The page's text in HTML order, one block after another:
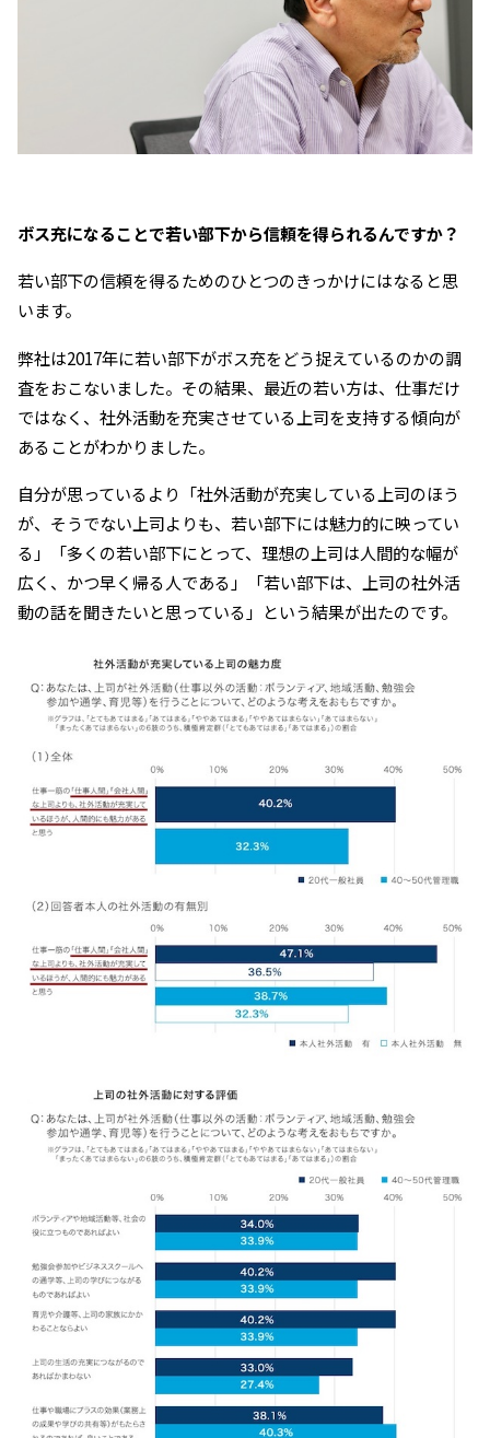
――ボス充になることで若い部下から信頼を得られるんですか？
若い部下の信頼を得るためのひとつのきっかけにはなると思
います。
弊社は2017年に若い部下がボス充をどう捉えているのかの調
査をおこないました。その結果、最近の若い方は、仕事だけ
ではなく、社外活動を充実させている上司を支持する傾向が
あることがわかりました。
自分が思っているより「社外活動が充実している上司のほう
が、そうでない上司よりも、若い部下には魅力的に映ってい
る」「多くの若い部下にとって、理想の上司は人間的な幅が
広く、かつ早く帰る人である」「若い部下は、上司の社外活
動の話を聞きたいと思っている」という結果が出たのです。